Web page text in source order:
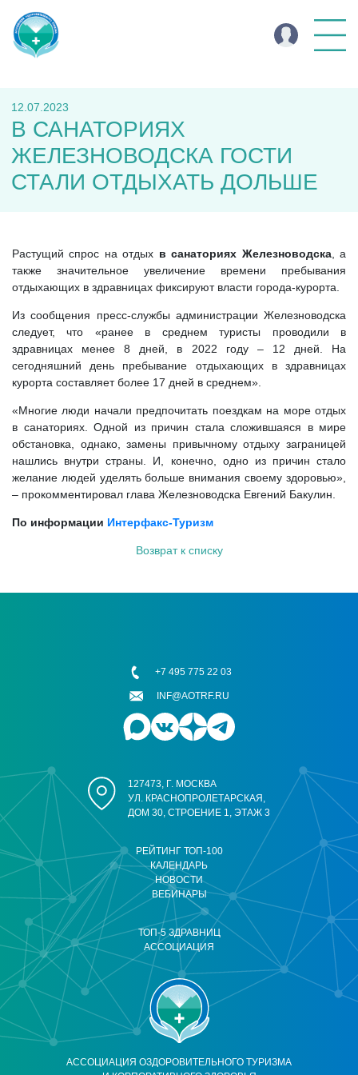
12.07.2023
В САНАТОРИЯХ
ЖЕЛЕЗНОВОДСКА ГОСТИ
СТАЛИ ОТДЫХАТЬ ДОЛЬШЕ
Растущий спрос на отдых в санаториях Железноводска, а
также значительное увеличение времени пребывания
отдыхающих в здравницах фиксируют власти города-курорта.
Из сообщения пресс-службы администрации Железноводска
следует, что «ранее в среднем туристы проводили в
здравницах менее 8 дней, в 2022 году – 12 дней. На
сегодняшний день пребывание отдыхающих в здравницах
курорта составляет более 17 дней в среднем».
«Многие люди начали предпочитать поездкам на море отдых
в санаториях. Одной из причин стала сложившаяся в мире
обстановка, однако, замены привычному отдыху заграницей
нашлись внутри страны. И, конечно, одно из причин стало
желание людей уделять больше внимания своему здоровью»,
– прокомментировал глава Железноводска Евгений Бакулин.
По информации Интерфакс-Туризм
Возврат к списку
АССОЦИАЦИЯ ОЗДОРОВИТЕЛЬНОГО ТУРИЗМА
РЕЙТИНГ ТОП-100
КАЛЕНДАРЬ
НОВОСТИ
ВЕБИНАРЫ
ТОП-5 ЗДРАВНИЦ
АССОЦИАЦИЯ
127473, Г. МОСКВА
УЛ. КРАСНОПРОЛЕТАРСКАЯ,
ДОМ 30, СТРОЕНИЕ 1, ЭТАЖ 3
+7 495 775 22 03
INF@AOTRF.RU